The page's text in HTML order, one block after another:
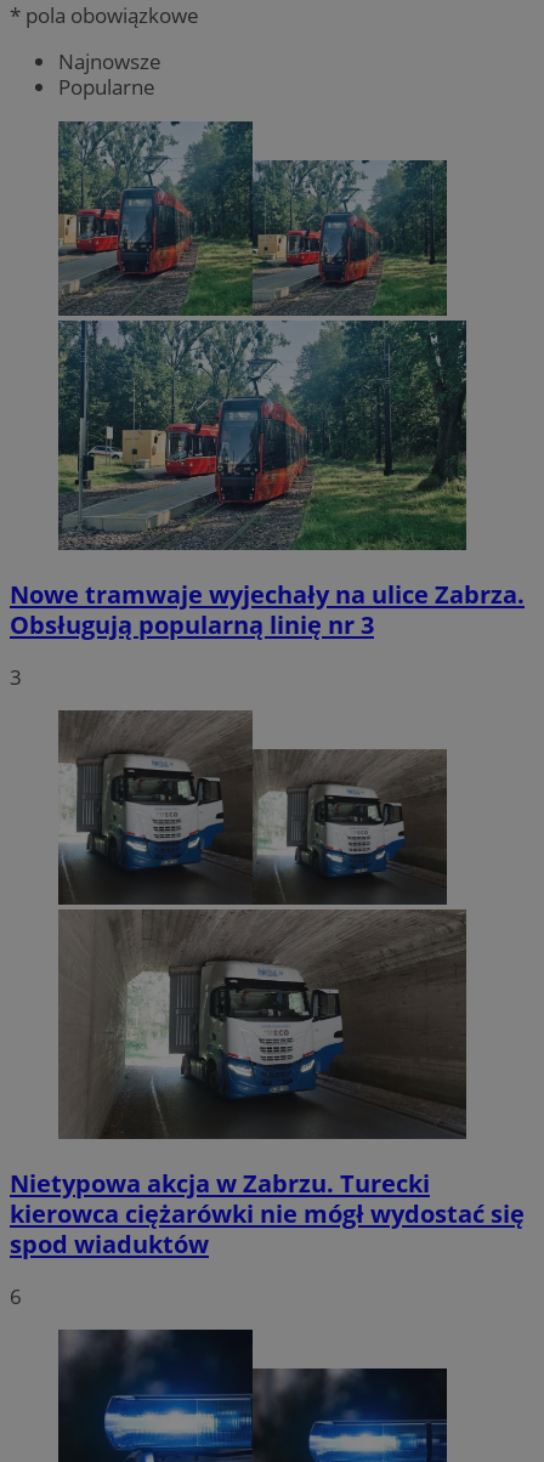
* pola obowiązkowe
Najnowsze
Popularne
Nowe tramwaje wyjechały na ulice Zabrza.
Obsługują popularną linię nr 3
3
Nietypowa akcja w Zabrzu. Turecki
kierowca ciężarówki nie mógł wydostać się
spod wiaduktów
6